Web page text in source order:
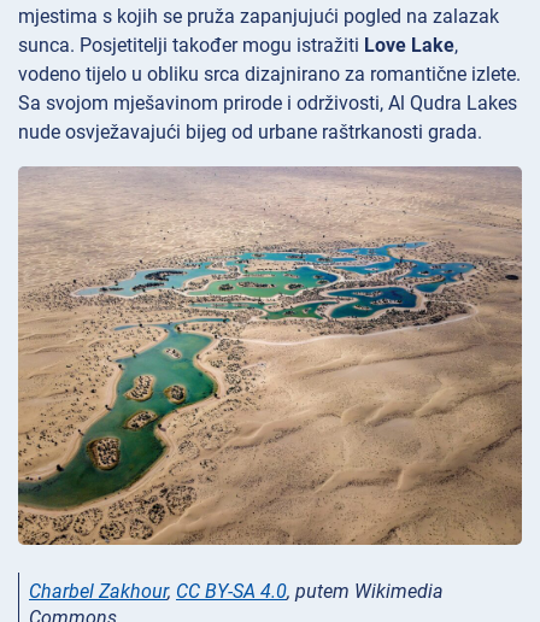
mjestima s kojih se pruža zapanjujući pogled na zalazak
sunca. Posjetitelji također mogu istražiti Love Lake,
vodeno tijelo u obliku srca dizajnirano za romantične izlete.
Sa svojom mješavinom prirode i održivosti, Al Qudra Lakes
nude osvježavajući bijeg od urbane raštrkanosti grada.
Charbel Zakhour, CC BY-SA 4.0, putem Wikimedia
Commons